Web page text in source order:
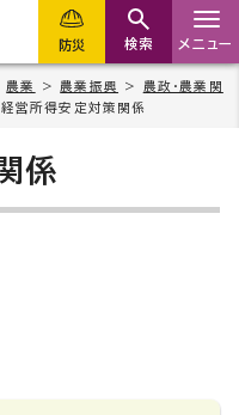
防災 検索 メニュー
農業 > 農業振興 >
農政・農業関
営所得安定対策関係
係